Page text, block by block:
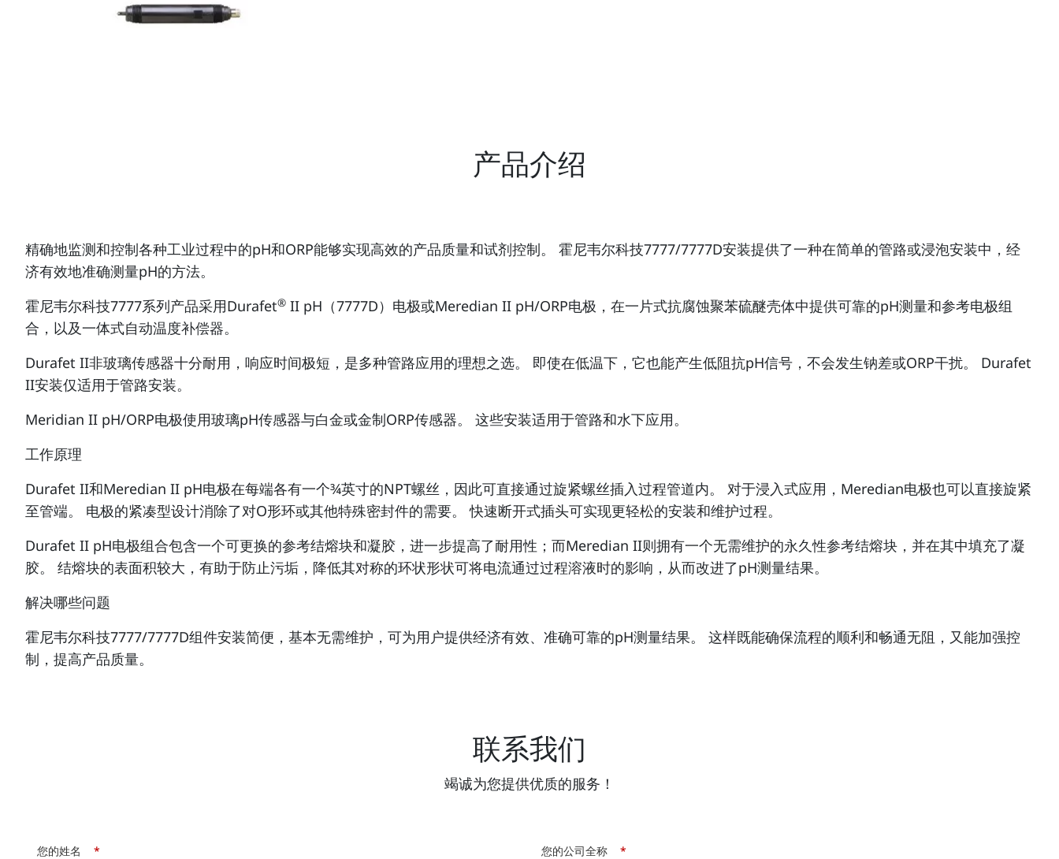
产品介绍
精确地监测和控制各种工业过程中的pH和ORP能够实现高效的产品质量和试剂控制。 霍尼韦尔科技7777/7777D安装提供了一种在简单的管路或浸泡安装中，经
济有效地准确测量pH的方法。
霍尼韦尔科技7777系列产品采用Durafet® II pH（7777D）电极或Meredian II pH/ORP电极，在一片式抗腐蚀聚苯硫醚壳体中提供可靠的pH测量和参考电极组
合，以及一体式自动温度补偿器。
Durafet II非玻璃传感器十分耐用，响应时间极短，是多种管路应用的理想之选。 即使在低温下，它也能产生低阻抗pH信号，不会发生钠差或ORP干扰。 Durafet
II安装仅适用于管路安装。
Meridian II pH/ORP电极使用玻璃pH传感器与白金或金制ORP传感器。 这些安装适用于管路和水下应用。
工作原理
Durafet II和Meredian II pH电极在每端各有一个¾英寸的NPT螺丝，因此可直接通过旋紧螺丝插入过程管道内。 对于浸入式应用，Meredian电极也可以直接旋紧
至管端。 电极的紧凑型设计消除了对O形环或其他特殊密封件的需要。 快速断开式插头可实现更轻松的安装和维护过程。
Durafet II pH电极组合包含一个可更换的参考结熔块和凝胶，进一步提高了耐用性；而Meredian II则拥有一个无需维护的永久性参考结熔块，并在其中填充了凝
胶。 结熔块的表面积较大，有助于防止污垢，降低其对称的环状形状可将电流通过过程溶液时的影响，从而改进了pH测量结果。
解决哪些问题
霍尼韦尔科技7777/7777D组件安装简便，基本无需维护，可为用户提供经济有效、准确可靠的pH测量结果。 这样既能确保流程的顺利和畅通无阻，又能加强控
制，提高产品质量。
联系我们
竭诚为您提供优质的服务！
*
您的姓名 *
您的公司全称